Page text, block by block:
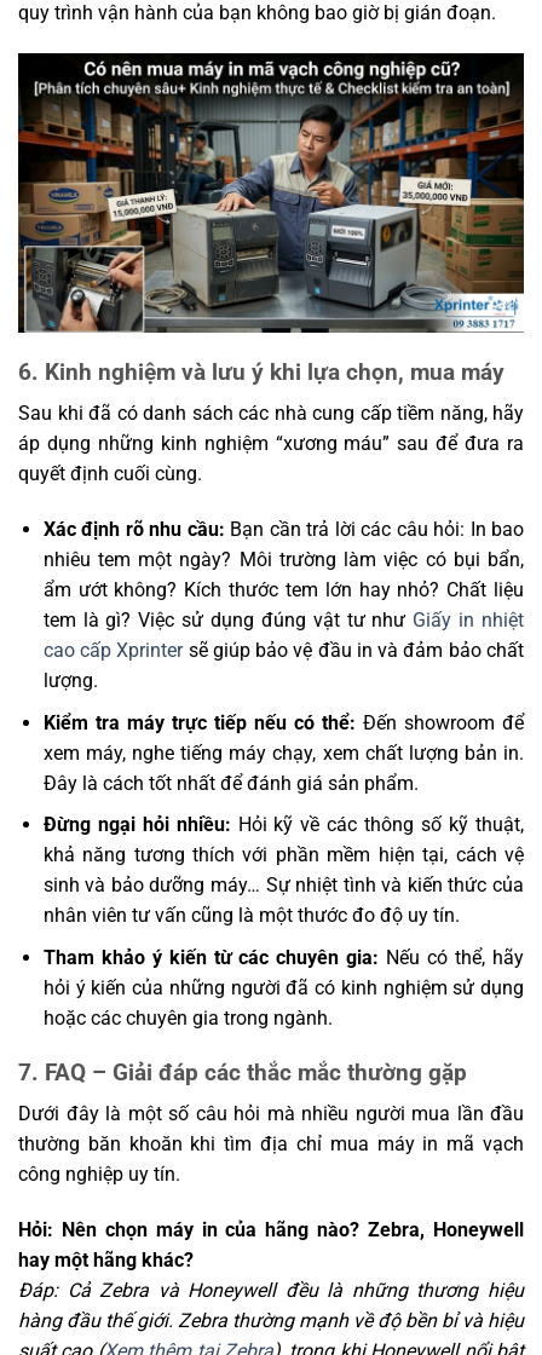
quy trình vận hành của bạn không bao giờ bị gián đoạn.
6. Kinh nghiệm và lưu ý khi lựa chọn, mua máy
Sau khi đã có danh sách các nhà cung cấp tiềm năng, hãy
áp dụng những kinh nghiệm “xương máu” sau để đưa ra
quyết định cuối cùng.
Xác định rõ nhu cầu: Bạn cần trả lời các câu hỏi: In bao
nhiêu tem một ngày? Môi trường làm việc có bụi bẩn,
ẩm ướt không? Kích thước tem lớn hay nhỏ? Chất liệu
tem là gì? Việc sử dụng đúng vật tư như Giấy in nhiệt
cao cấp Xprintersẽ giúp bảo vệ đầu in và đảm bảo chất
lượng.
Kiểm tra máy trực tiếp nếu có thể: Đến showroom để
xem máy, nghe tiếng máy chạy, xem chất lượng bản in.
Đây là cách tốt nhất để đánh giá sản phẩm.
Đừng ngại hỏi nhiều: Hỏi kỹ về các thông số kỹ thuật,
khả năng tương thích với phần mềm hiện tại, cách vệ
sinh và bảo dưỡng máy… Sự nhiệt tình và kiến thức của
nhân viên tư vấn cũng là một thước đo độ uy tín.
Tham khảo ý kiến từ các chuyên gia: Nếu có thể, hãy
hỏi ý kiến của những người đã có kinh nghiệm sử dụng
hoặc các chuyên gia trong ngành.
7. FAQ – Giải đáp các thắc mắc thường gặp
Dưới đây là một số câu hỏi mà nhiều người mua lần đầu
thường băn khoăn khi tìm địa chỉ mua máy in mã vạch
công nghiệp uy tín.
Hỏi: Nên chọn máy in của hãng nào? Zebra, Honeywell
hay một hãng khác?
Đáp: Cả Zebra và Honeywell đều là những thương hiệu
hàng đầu thế giới. Zebra thường mạnh về độ bền bỉ và hiệu